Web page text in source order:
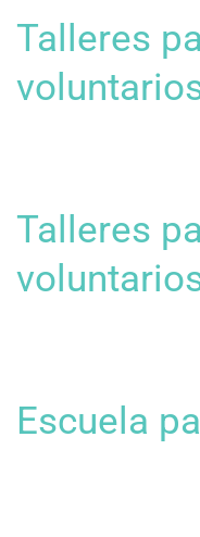
Talleres
Talleres
Escuela